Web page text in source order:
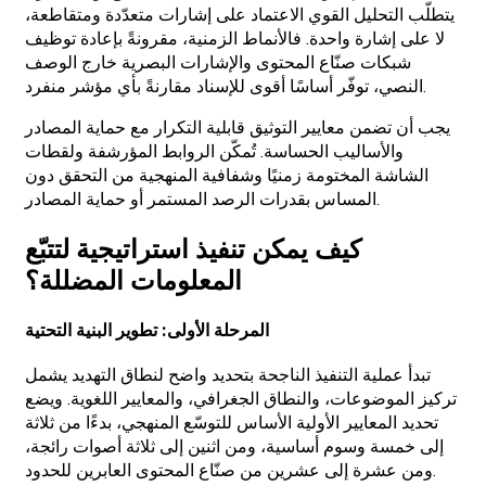
يتطلّب التحليل القوي الاعتماد على إشارات متعدّدة ومتقاطعة،
لا على إشارة واحدة. فالأنماط الزمنية، مقرونةً بإعادة توظيف
شبكات صنّاع المحتوى والإشارات البصرية خارج الوصف
النصي، توفّر أساسًا أقوى للإسناد مقارنةً بأي مؤشر منفرد.
يجب أن تضمن معايير التوثيق قابلية التكرار مع حماية المصادر
والأساليب الحساسة. تُمكّن الروابط المؤرشفة ولقطات
الشاشة المختومة زمنيًا وشفافية المنهجية من التحقق دون
المساس بقدرات الرصد المستمر أو حماية المصادر.
كيف يمكن تنفيذ استراتيجية لتتبّع
المعلومات المضللة؟
المرحلة الأولى: تطوير البنية التحتية
تبدأ عملية التنفيذ الناجحة بتحديد واضح لنطاق التهديد يشمل
تركيز الموضوعات، والنطاق الجغرافي، والمعايير اللغوية. ويضع
تحديد المعايير الأولية الأساس للتوسّع المنهجي، بدءًا من ثلاثة
إلى خمسة وسوم أساسية، ومن اثنين إلى ثلاثة أصوات رائجة،
ومن عشرة إلى عشرين من صنّاع المحتوى العابرين للحدود.